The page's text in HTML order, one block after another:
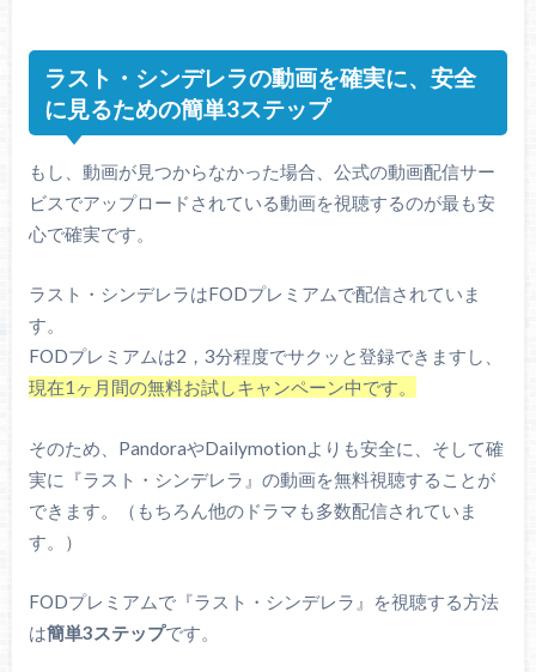
ラスト・シンデレラの動画を確実に、安全
に見るための簡単3ステップ
もし、動画が見つからなかった場合、公式の動画配信サー
ビスでアップロードされている動画を視聴するのが最も安
心で確実です。
ラスト・シンデレラはFODプレミアムで配信されていま
す。
FODプレミアムは2，3分程度でサクッと登録できますし、
現在1ヶ月間の無料お試しキャンペーン中です。
そのため、PandoraやDailymotionよりも安全に、そして確
実に『ラスト・シンデレラ』の動画を無料視聴することが
できます。（もちろん他のドラマも多数配信されていま
す。）
FODプレミアムで『ラスト・シンデレラ』を視聴する方法
は簡単3ステップです。